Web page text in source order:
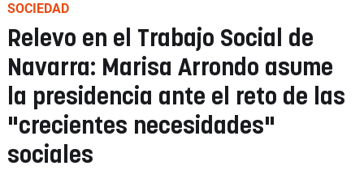
SOCIEDAD
Relevo en el Trabajo Social de
Navarra: Marisa Arrondo asume
la presidencia ante el reto de las
"crecientes necesidades"
sociales